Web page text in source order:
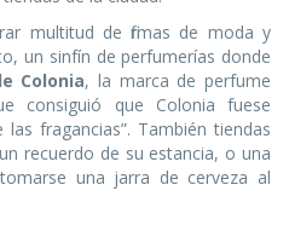
multitud de firmas de moda y
un sinfín de perfumerías donde
Colonia, la marca de perfume
consiguió que Colonia fuese
fragancias”. También tiendas
recuerdo de su estancia, o una
una jarra de cerveza al